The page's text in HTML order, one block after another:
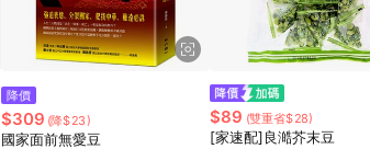
降價
$309 (降$23)
國家面前無愛豆
$89 (雙重省$28)
[家速配]良澔芥末豆